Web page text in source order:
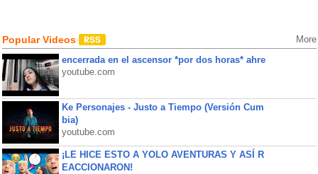
Popular Videos More
encerrada en el ascensor *por dos horas* ahre
youtube.com
Ke Personajes - Justo a Tiempo (Versión Cum
bia)
youtube.com
¡LE HICE ESTO A YOLO AVENTURAS Y ASÍ R
EACCIONARON!